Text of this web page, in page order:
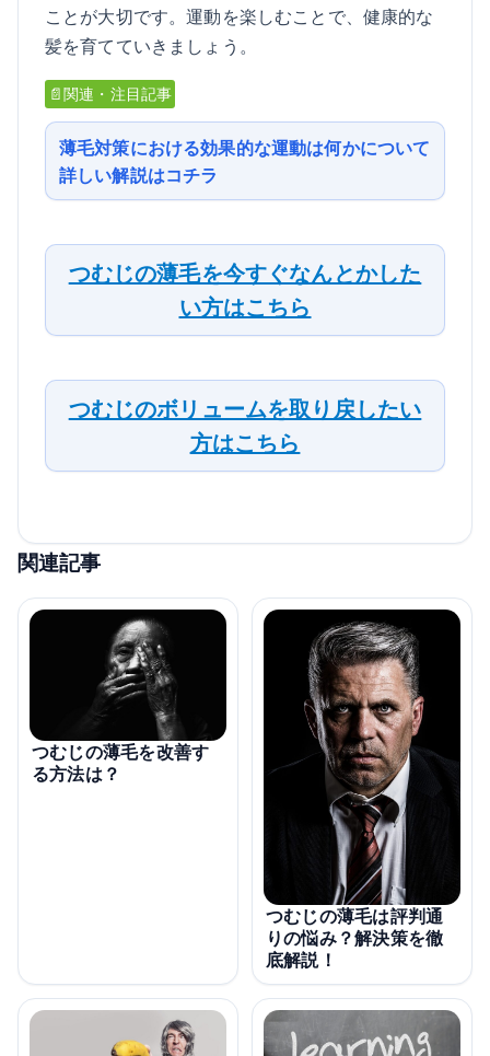
ことが大切です。運動を楽しむことで、健康的な
髪を育てていきましょう。
📄関連・注目記事
薄毛対策における効果的な運動は何かについて
詳しい解説はコチラ
つむじの薄毛を今すぐなんとかした
い方はこちら
つむじのボリュームを取り戻したい
方はこちら
関連記事
つむじの薄毛を改善す
る方法は？
つむじの薄毛は評判通
りの悩み？解決策を徹
底解説！